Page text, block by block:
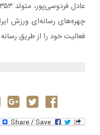
چهره‌های رسانه‌ای ورزش
فعالیت خود را از طریق رسانه «فوتبال ۳۶۰»